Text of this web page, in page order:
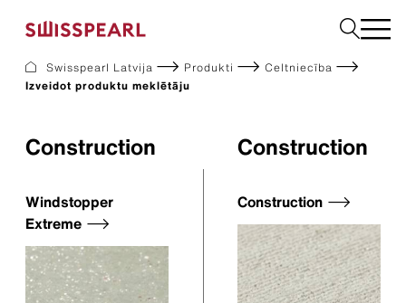
Uzņēmums
Pakalpojumi
Fasāde
Būvniecības
Interjers
Lejupielādes
Swisspearl Latvija Produkti
Celtniecība
Izveidot produktu meklētāju
Construction Construction
Windstopper
Extreme
Construction